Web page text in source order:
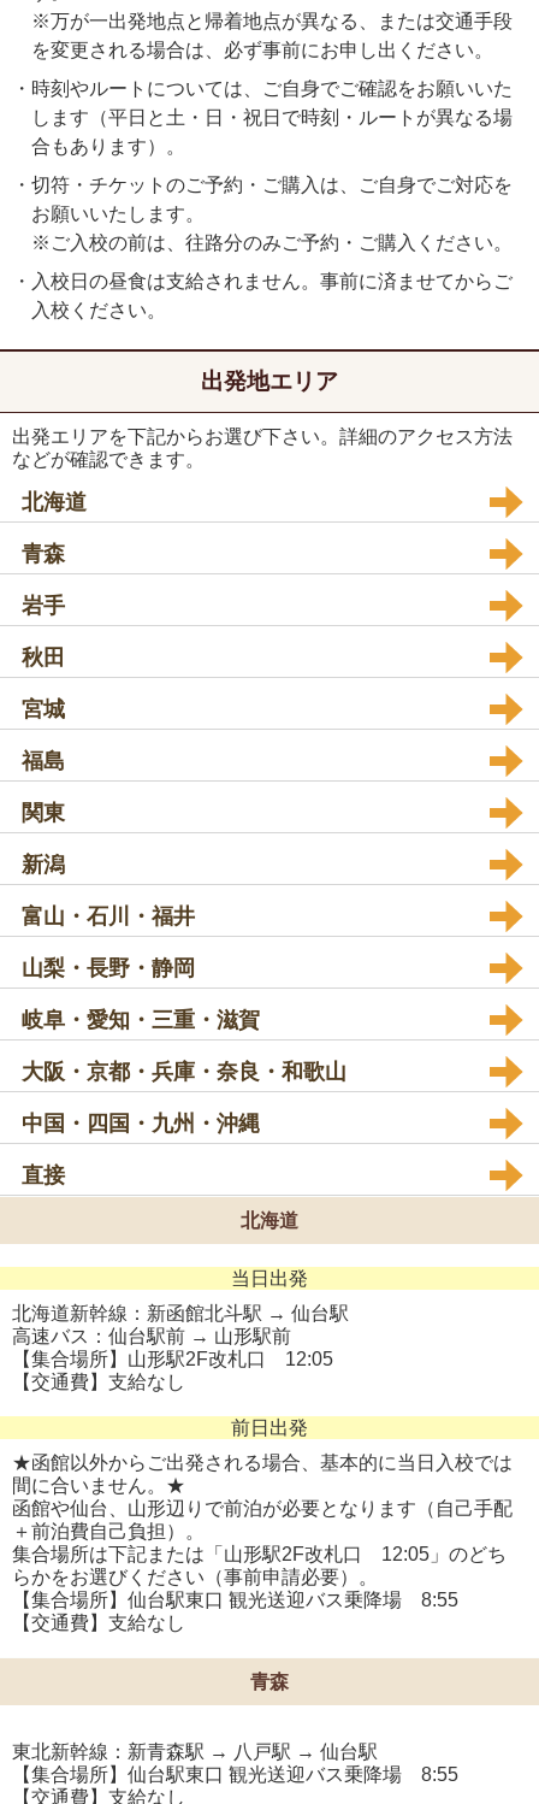
※万が一出発地点と帰着地点が異なる、または交通手段
を変更される場合は、必ず事前にお申し出ください。
・時刻やルートについては、ご自身でご確認をお願いいた
します（平日と土・日・祝日で時刻・ルートが異なる場
合もあります）。
・切符・チケットのご予約・ご購入は、ご自身でご対応を
お願いいたします。
※ご入校の前は、往路分のみご予約・ご購入ください。
・入校日の昼食は支給されません。事前に済ませてからご
入校ください。
出発地エリア
出発エリアを下記からお選び下さい。詳細のアクセス方法
などが確認できます。
北海道
青森
岩手
秋田
宮城
福島
関東
新潟
富山・石川・福井
山梨・長野・静岡
岐阜・愛知・三重・滋賀
大阪・京都・兵庫・奈良・和歌山
中国・四国・九州・沖縄
直接
北海道
当日出発
北海道新幹線：新函館北斗駅 → 仙台駅
高速バス：仙台駅前 → 山形駅前
【集合場所】山形駅2F改札口 12:05
【交通費】支給なし
前日出発
★函館以外からご出発される場合、基本的に当日入校では
間に合いません。★
函館や仙台、山形辺りで前泊が必要となります（自己手配
＋前泊費自己負担）。
集合場所は下記または「山形駅2F改札口 12:05」のどち
らかをお選びください（事前申請必要）。
【集合場所】仙台駅東口 観光送迎バス乗降場 8:55
【交通費】支給なし
青森
東北新幹線：新青森駅 → 八戸駅 → 仙台駅
【集合場所】仙台駅東口 観光送迎バス乗降場 8:55
【交通費】支給なし